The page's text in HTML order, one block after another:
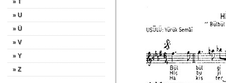
» T
» U
» Ü
» V
» Y
» Z